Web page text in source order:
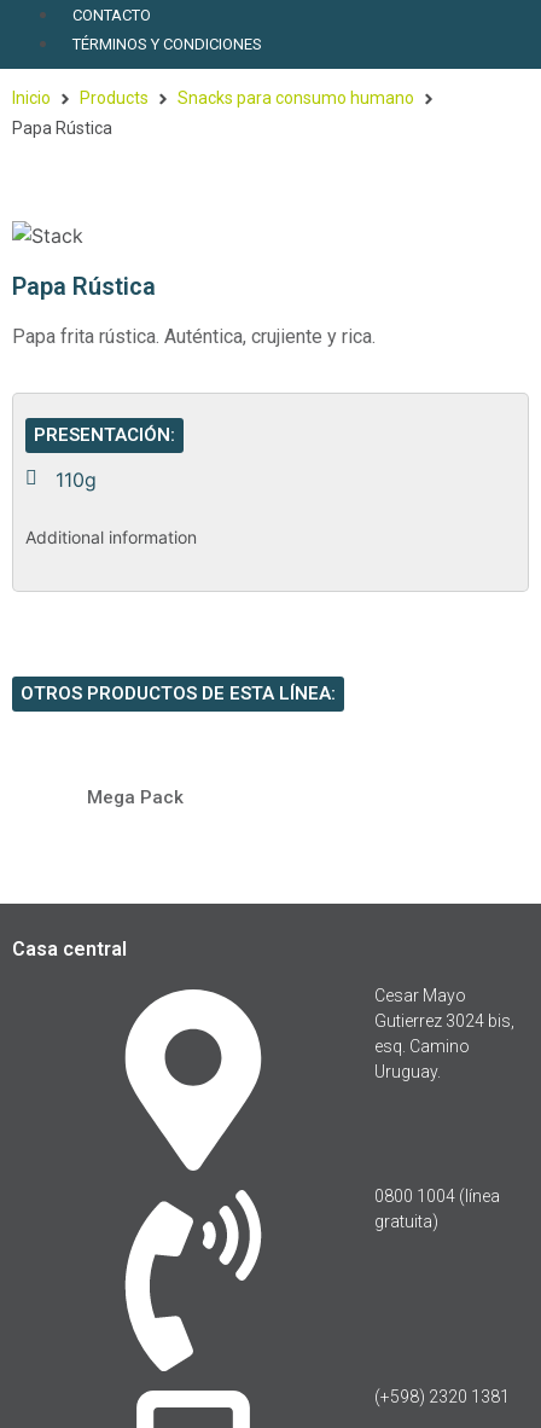
CONTACTO
TÉRMINOS Y CONDICIONES
Inicio Products
Snacks para consumo humano
Papa Rústica
Papa Rústica
Papa frita rústica. Auténtica, crujiente y rica.
PRESENTACIÓN:
110g
Additional information
OTROS PRODUCTOS DE ESTA LÍNEA:
Mega Pack
Casa central
Cesar Mayo
Gutierrez 3024 bis,
esq. Camino
Uruguay.
0800 1004 (línea
gratuita)
(+598) 2320 1381